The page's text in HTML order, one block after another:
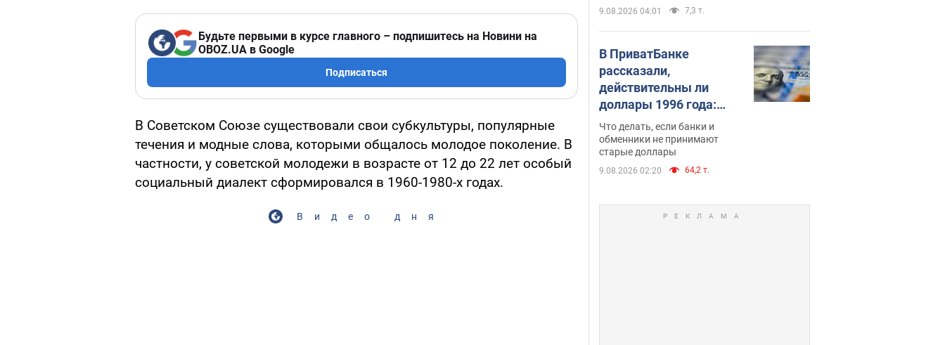
Будьте первыми в курсе главного – подпишитесь на Новини на
OBOZ.UA в Google
Подписаться
В Советском Союзе существовали свои субкультуры, популярные
течения и модные слова, которыми общалось молодое поколение. В
частности, у советской молодежи в возрасте от 12 до 22 лет особый
социальный диалект сформировался в 1960-1980-х годах.
Видео дня
9.08.2026 04:01 7,3 т.
В ПриватБанке
рассказали,
действительны ли
доллары 1996 года:
принимают ли
обменники и банки
такие купюры
Что делать, если банки и
обменники не принимают
старые доллары
9.08.2026 02:20 64,2 т.